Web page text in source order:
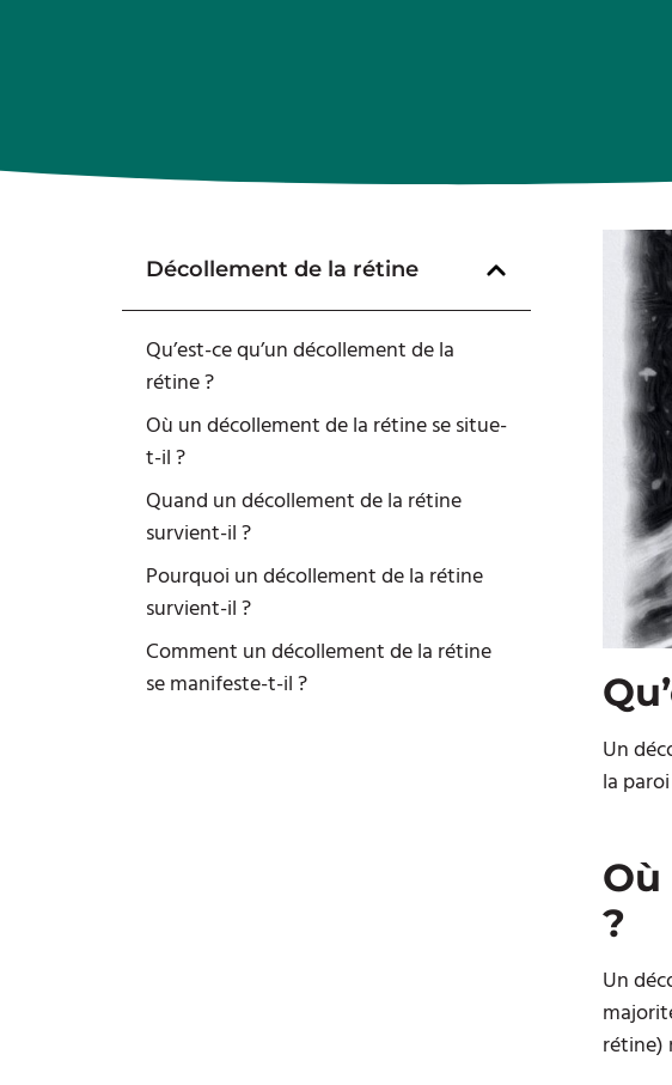
Décollement de la rétine
Qu’est-ce qu’un décollement de la
rétine ?
Où un décollement de la rétine se situe-
t-il ?
Quand un décollement de la rétine
survient-il ?
Pourquoi un décollement de la rétine
survient-il ?
Comment un décollement de la rétine
se manifeste-t-il ?
Un
la
?
Un
rétine)